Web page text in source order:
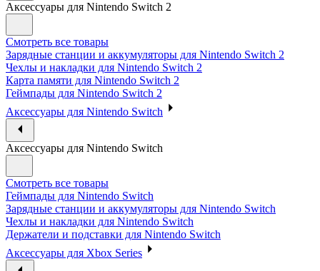
Аксессуары для Nintendo Switch 2
Смотреть все товары
Зарядные станции и аккумуляторы для Nintendo Switch 2
Чехлы и накладки для Nintendo Switch 2
Карта памяти для Nintendo Switch 2
Геймпады для Nintendo Switch 2
Аксессуары для Nintendo Switch
Аксессуары для Nintendo Switch
Смотреть все товары
Геймпады для Nintendo Switch
Зарядные станции и аккумуляторы для Nintendo Switch
Чехлы и накладки для Nintendo Switch
Держатели и подставки для Nintendo Switch
Аксессуары для Xbox Series